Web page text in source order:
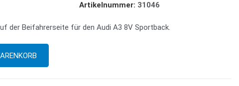
Artikelnummer: 31046
der Beifahrerseite für den Audi A3 8V Sportback.